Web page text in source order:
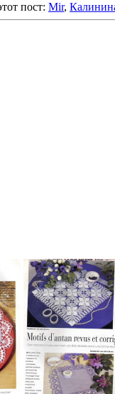
пост: Mir,